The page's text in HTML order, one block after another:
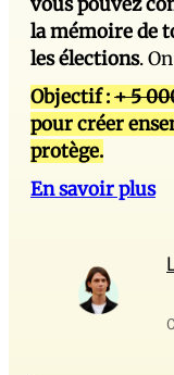
la mémoire de
les élections.
Objectif :+ 5
pour créer
protège.
En savoir plus